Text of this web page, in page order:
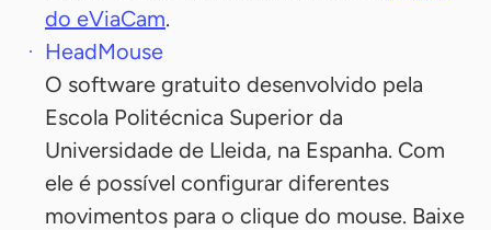
do eViaCam.
HeadMouse
O software gratuito desenvolvido pela
Escola Politécnica Superior da
Universidade de Lleida, na Espanha. Com
ele é possível configurar diferentes
movimentos para o clique do mouse. Baixe